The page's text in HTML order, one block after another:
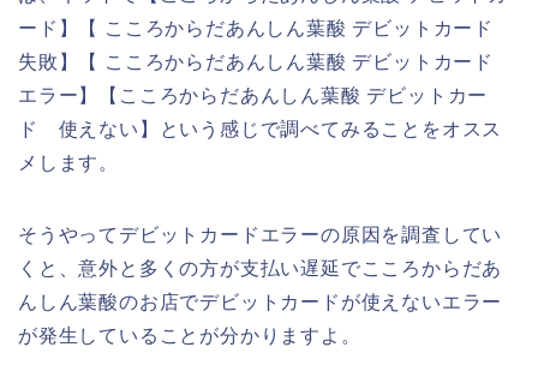
ード】【 こころからだあんしん葉酸 デビットカード
失敗】【 こころからだあんしん葉酸 デビットカード
エラー】【こころからだあんしん葉酸 デビットカー
ド 使えない】という感じで調べてみることをオスス
メします。
そうやってデビットカードエラーの原因を調査してい
くと、意外と多くの方が支払い遅延でこころからだあ
んしん葉酸のお店でデビットカードが使えないエラー
が発生していることが分かりますよ。